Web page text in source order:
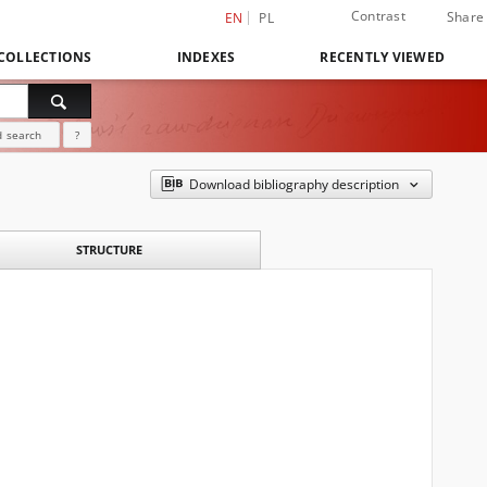
EN PL Contrast Share
INDEXES RECENTLY VIEWED
search ?
Download bibliography description
STRUCTURE